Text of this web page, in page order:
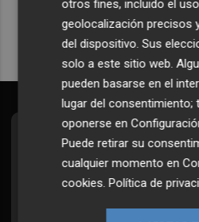
Suscríbete
Todos los días a
¡Quiero
otros fines, incluido el
geolocalización precisos
del dispositivo. Sus
solo a este sitio web.
pueden basarse en el
lugar del consentimiento;
oponerse en
Puede retirar su
cualquier momento en
cookies.Política de